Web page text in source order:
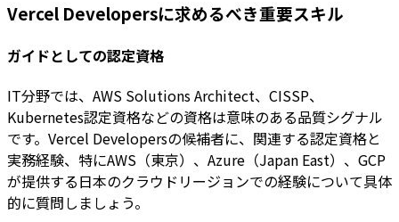
Vercel Developersに求めるべき重要スキル
ガイドとしての認定資格
IT分野では、AWS Solutions Architect、CISSP、
Kubernetes認定資格などの資格は意味のある品質シグナル
です。Vercel Developersの候補者に、関連する認定資格と
実務経験、特にAWS（東京）、Azure（Japan East）、GCP
が提供する日本のクラウドリージョンでの経験について具体
的に質問しましょう。